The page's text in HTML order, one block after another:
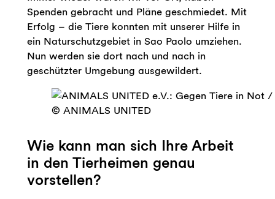
Spenden gebracht und Pläne geschmiedet. Mit
Erfolg – die Tiere konnten mit unserer Hilfe in
ein Naturschutzgebiet in Sao Paolo umziehen.
Nun werden sie dort nach und nach in
geschützter Umgebung ausgewildert.
© ANIMALS UNITED
Wie kann man sich Ihre Arbeit
in den Tierheimen genau
vorstellen?